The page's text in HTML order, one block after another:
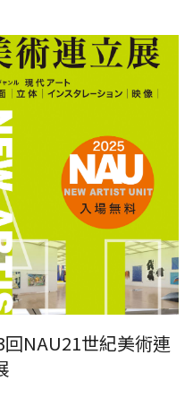
國立新美術館展
回NAU21世紀美術連